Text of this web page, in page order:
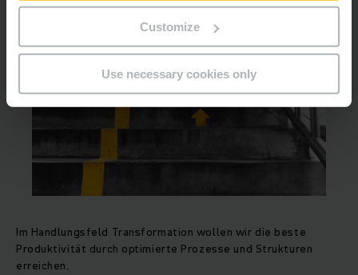
Customize
Use necessary cookies only
Im Handlungsfeld Transformation wollen wir die beste
Produktivität durch optimierte Prozesse und Strukturen
erreichen.